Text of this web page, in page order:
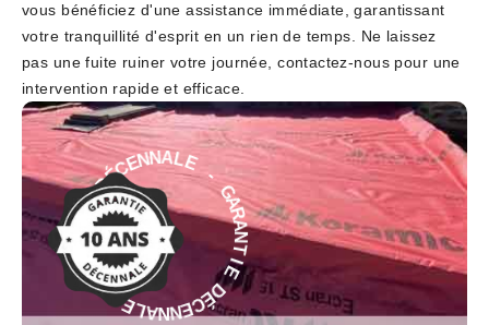
vous bénéficiez d'une assistance immédiate, garantissant
votre tranquillité d'esprit en un rien de temps. Ne laissez
pas une fuite ruiner votre journée, contactez-nous pour une
intervention rapide et efficace.
G
A
R
A
N
T
I
E
D
É
C
E
N
NALE - GAR
A
N
T
I
E
D
É
C
E
N
N
A
L
E
-